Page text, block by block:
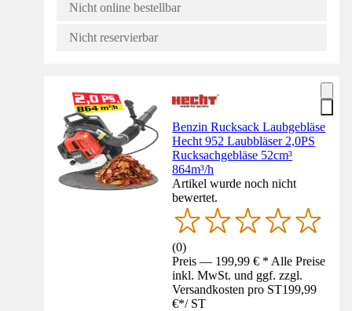
Nicht online bestellbar
Nicht reservierbar
Benzin Rucksack Laubgebläse
Hecht 952 Laubbläser 2,0PS
Rucksachgebläse 52cm³
864m³/h
Artikel wurde noch nicht
bewertet.
(0)
Preis — 199,99 € * Alle Preise
inkl. MwSt. und ggf. zzgl.
Versandkosten pro ST199,99
€*/ ST